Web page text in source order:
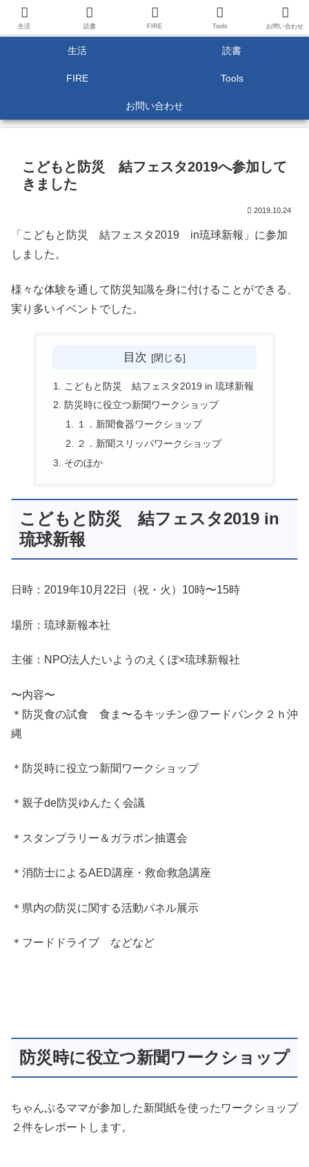
生活 読書
FIRE Tools
お問い合わせ
こどもと防災 結フェスタ2019へ参加して
きました
2019.10.24
「こどもと防災 結フェスタ2019 in琉球新報」に参加
しました。
様々な体験を通して防災知識を身に付けることができる、
実り多いイベントでした。
目次
こどもと防災 結フェスタ2019 in 琉球新報
防災時に役立つ新聞ワークショップ
１．新聞食器ワークショップ
２．新聞スリッパワークショップ
そのほか
こどもと防災 結フェスタ2019 in
琉球新報
日時：2019年10月22日（祝・火）10時〜15時
場所：琉球新報本社
主催：NPO法人たいようのえくぼ×琉球新報社
〜内容〜
＊防災食の試食 食ま〜るキッチン@フードバンク２ｈ沖
縄
＊防災時に役立つ新聞ワークショップ
＊親子de防災ゆんたく会議
＊スタンプラリー＆ガラポン抽選会
＊消防士によるAED講座・救命救急講座
＊県内の防災に関する活動パネル展示
＊フードドライブ などなど
防災時に役立つ新聞ワークショップ
ちゃんぷるママが参加した新聞紙を使ったワークショップ
２件をレポートします。
生活 読書 FIRE Tools お問い合わせ